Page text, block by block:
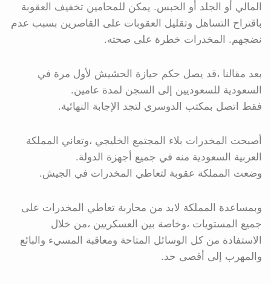
المالي أو الجلد أو الحبس. يمكن للمحامين تخفيف العقوبة
باقتراح التساهل وتقليل العقوبات على القاصرين بسبب عدم
نضجهم. المخدرات خطرة على صحته.
بعد مقالنا ،قد يصل حكم حيازة الحشيش لأول مرة في
السعودية للسعوديين إلى السجن لمدة عامين.
فقط اتصل بمكتب الدوسري لتجد الإجابة النهائية.
أصبحت المخدرات بلاء المجتمع الخليجي ،وتعاني المملكة
العربية السعودية منه في جميع أجهزة الدولة.
وضعت المملكة عقوبة لتعاطي المخدرات في الجيش.
وبمساعدة المملكة لابد من محاربة تعاطي المخدرات على
جميع المستويات ،وخاصة بين العسكريين ،من خلال
الاستفادة من كل الوسائل المتاحة ومعاقبة المسيء والبائع
والمهرب إلى أقصى حد.